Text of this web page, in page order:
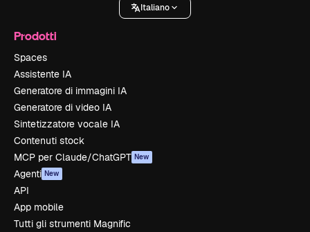
Italiano
Prodotti
Spaces
Assistente IA
Generatore di immagini IA
Generatore di video IA
Sintetizzatore vocale IA
Contenuti stock
MCP per Claude/ChatGPT New
Agenti New
API
App mobile
Tutti gli strumenti Magnific